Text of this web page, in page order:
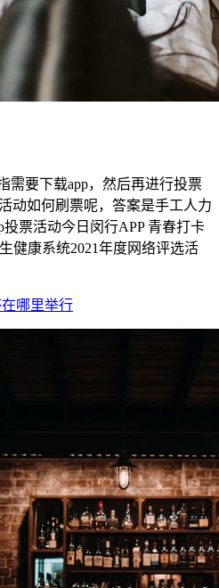
需要下载app，然后再进行投票
动如何刷票呢，答案是手工人力
票活动今日闵行APP 青春打卡
健康系统2021年度网络评选活
哪里举行